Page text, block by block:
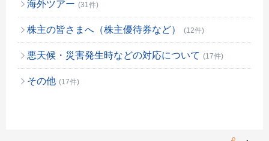
海外ツアー (31件)
株主の皆さまへ（株主優待券など） (12件)
悪天候・災害発生時などの対応について (17件)
その他 (17件)